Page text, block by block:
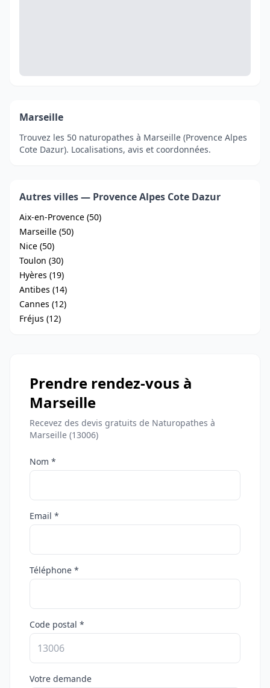
Marseille
Trouvez les 50 naturopathes à Marseille (Provence Alpes
Cote Dazur). Localisations, avis et coordonnées.
Autres villes — Provence Alpes Cote Dazur
Aix-en-Provence (50)
Marseille (50)
Nice (50)
Toulon (30)
Hyères (19)
Antibes (14)
Cannes (12)
Fréjus (12)
Prendre rendez-vous à
Marseille
Recevez des devis gratuits de Naturopathes à
Marseille (13006)
Nom *
Email *
Téléphone *
Code postal *
Votre demande